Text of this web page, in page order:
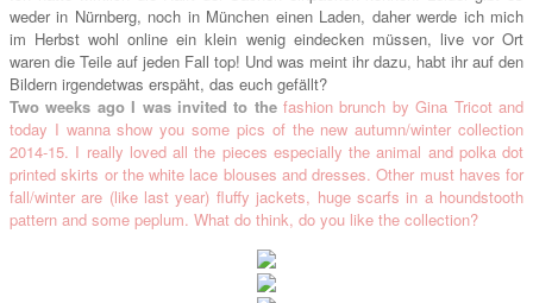
weder in Nürnberg, noch in München einen Laden, daher werde ich mich
im Herbst wohl online ein klein wenig eindecken müssen, live vor Ort
waren die Teile auf jeden Fall top! Und was meint ihr dazu, habt ihr auf den
Bildern irgendetwas erspäht, das euch gefällt?
Two weeks ago I was invited to thefashion brunch by Gina Tricot and
today I wanna show you some pics of the new autumn/winter collection
2014-15. I really loved all the pieces especially the animal and polka dot
printed skirts or the white lace blouses and dresses. Other must haves for
fall/winter are (like last year) fluffy jackets, huge scarfs in a houndstooth
pattern and some peplum. What do think, do you like the collection?